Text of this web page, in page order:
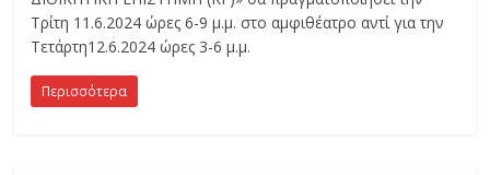
Τρίτη 11.6.2024 ώρες 6-9 μ.μ. στο αμφιθέατρο αντί για την
Τετάρτη12.6.2024 ώρες 3-6 μ.μ.
Περισσότερα